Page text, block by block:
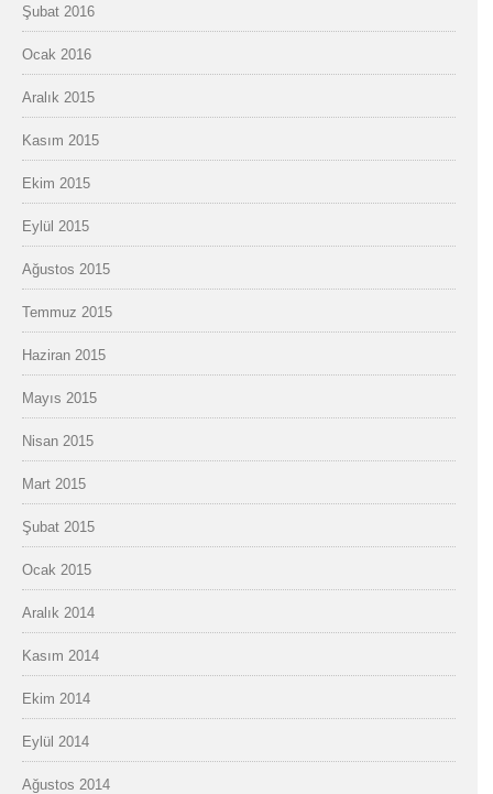
Şubat 2016
Ocak 2016
Aralık 2015
Kasım 2015
Ekim 2015
Eylül 2015
Ağustos 2015
Temmuz 2015
Haziran 2015
Mayıs 2015
Nisan 2015
Mart 2015
Şubat 2015
Ocak 2015
Aralık 2014
Kasım 2014
Ekim 2014
Eylül 2014
Ağustos 2014